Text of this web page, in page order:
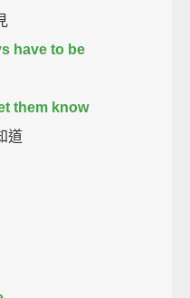
have to be
them know
道